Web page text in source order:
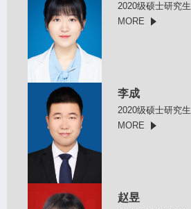
2020级硕士研究生
MORE
李成
2020级硕士研究生
MORE
赵昱